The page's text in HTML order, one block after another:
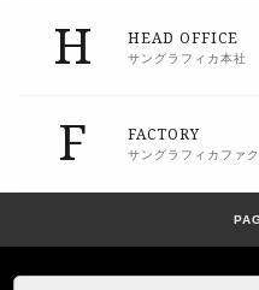
H HEAD OFFICE
サングラフィカ本社
F FACTORY
サングラフィカファ